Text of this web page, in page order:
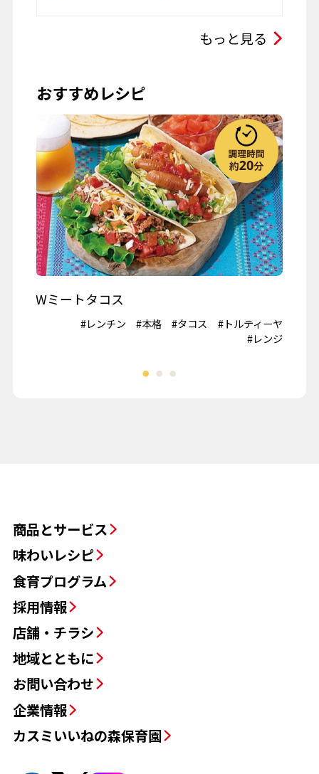
お彼岸
お月見
ハロウィーン
クリスマス
春の行楽
秋の行楽
記念日・お祝い
ワイン
もっと見る
おすすめレシピ
Wミートタコス
#レンチン #本格 #タコス
#トルティーヤ
#レンジ
商品とサービス
味わいレシピ
食育プログラム
採用情報
店舗・チラシ
地域とともに
お問い合わせ
企業情報
カスミいいねの森保育園